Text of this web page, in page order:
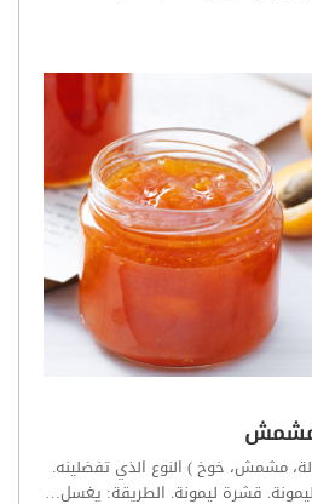
مشمش، خوخ ) النوع الذي تفضلينه.